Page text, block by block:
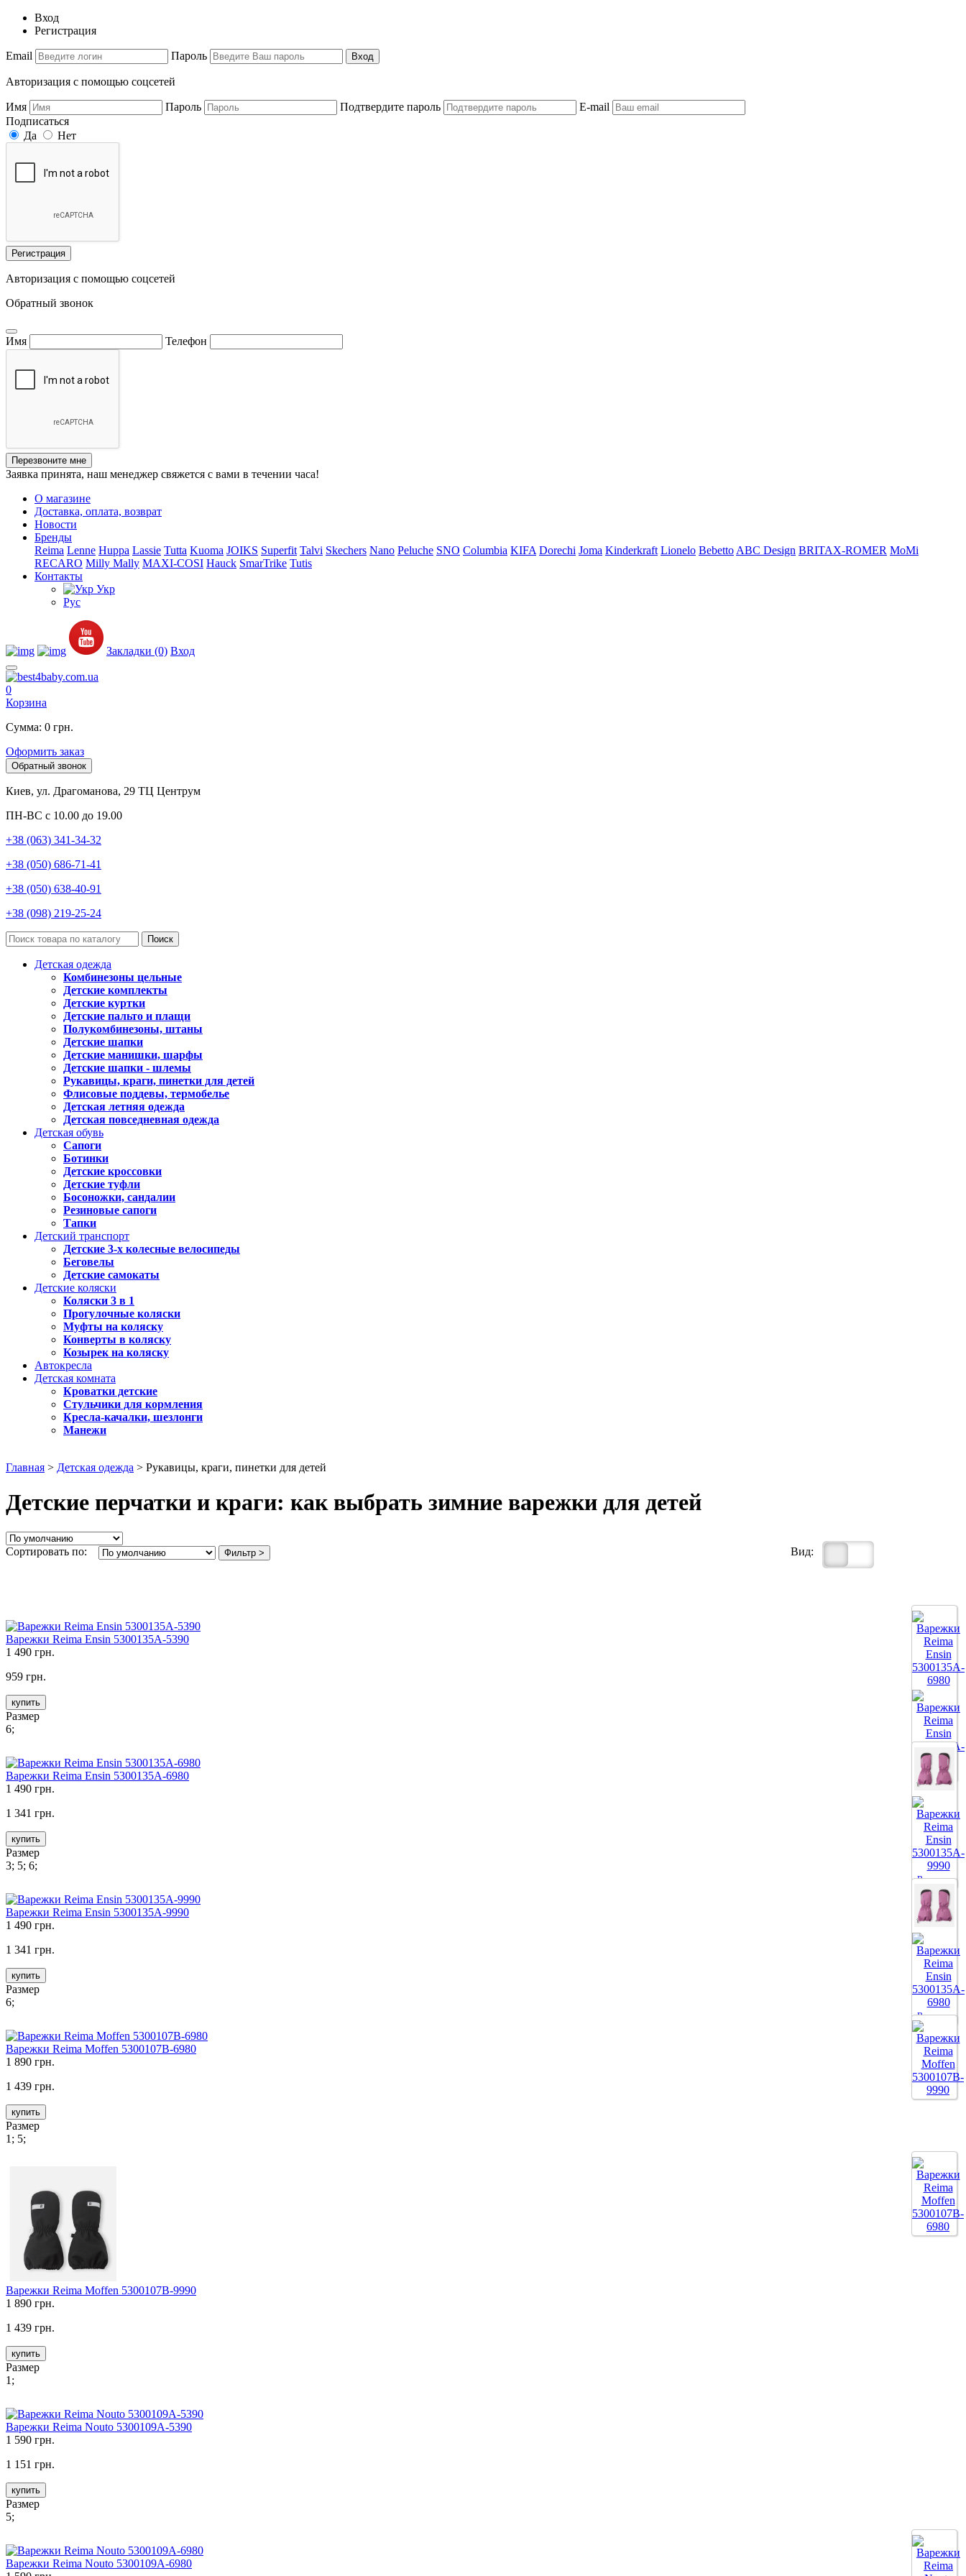
Вход
Регистрация
Email Пароль Вход
Авторизация с помощью соцсетей
Имя Пароль Подтвердите пароль
E-mail
Подписаться
Да
Нет
Регистрация
Авторизация с помощью соцсетей
Обратный звонок
Имя Телефон
Перезвоните мне
Заявка принята, наш менеджер свяжется с вами в течении часа!
О магазине
Доставка, оплата, возврат
Новости
Бренды
Reima Lenne Huppa Lassie Tutta Kuoma JOIKS Superfit Talvi Skechers Nano Peluche SNO Columbia KIFA Dorechi Joma Kinderkraft Lionelo Bebetto ABC Design BRITAX-ROMER MoMi
RECARO Milly Mally MAXI-COSI Hauck SmarTrike Tutis
Контакты
Укр
Рус
Закладки (0) Вход
0
Корзина
Сумма: 0 грн.
Оформить заказ
Обратный звонок
Киев, ул. Драгоманова, 29 ТЦ Центрум
ПН-ВС с 10.00 до 19.00
+38 (063) 341-34-32
+38 (050) 686-71-41
+38 (050) 638-40-91
+38 (098) 219-25-24
Поиск
Детская одежда
Комбинезоны цельные
Детские комплекты
Детские куртки
Детские пальто и плащи
Полукомбинезоны, штаны
Детские шапки
Детские манишки, шарфы
Детские шапки - шлемы
Рукавицы, краги, пинетки для детей
Флисовые поддевы, термобелье
Детская летняя одежда
Детская повседневная одежда
Детская обувь
Сапоги
Ботинки
Детские кроссовки
Детские туфли
Босоножки, сандалии
Резиновые сапоги
Тапки
Детский транспорт
Детские 3-х колесные велосипеды
Беговелы
Детские самокаты
Детские коляски
Коляски 3 в 1
Прогулочные коляски
Муфты на коляску
Конверты в коляску
Козырек на коляску
Автокресла
Детская комната
Кроватки детские
Стульчики для кормления
Кресла-качалки, шезлонги
Манежи
Главная > Детская одежда > Рукавицы, краги, пинетки для детей
Детские перчатки и краги: как выбрать зимние варежки для детей
Сортировать по: Вид:
Фильтр >
Все цвета
Варежки Reima Ensin 5300135A-5390
1 490 грн.
959 грн.
купить
Размер
6;
Все цвета
Варежки Reima Ensin 5300135A-6980
1 490 грн.
1 341 грн.
купить
Размер
3; 5; 6;
Все цвета
Варежки Reima Ensin 5300135A-9990
1 490 грн.
1 341 грн.
купить
Размер
6;
Варежки Reima Moffen 5300107B-6980
1 890 грн.
1 439 грн.
купить
Размер
1; 5;
Варежки Reima Moffen 5300107B-9990
1 890 грн.
1 439 грн.
купить
Размер
1;
Варежки Reima Nouto 5300109A-5390
1 590 грн.
1 151 грн.
купить
Размер
5;
Варежки Reima Nouto 5300109A-6980